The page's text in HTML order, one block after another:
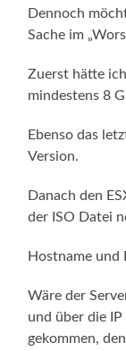
Dennoch
Sache im
Zuerst hätte
mindestens 8
Ebenso das
Version.
Danach den
der ISO Datei
Hostname und
Wäre der
und über die
gekommen,